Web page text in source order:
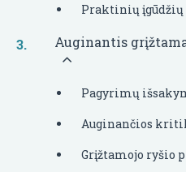
Praktinių
Auginantis
Pagyrimų
Auginančios
Grįžtamojo ryšio